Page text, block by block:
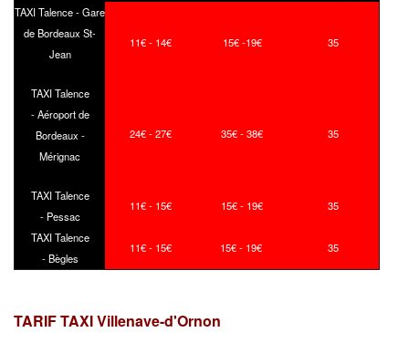
TAXI Talence - Gare
de Bordeaux St-
Jean
11€ - 14€ 15€ -19€ 35
TAXI Talence
- Aéroport de
Bordeaux -
Mérignac
24€ - 27€ 35€ - 38€ 35
TAXI Talence
- Pessac
11€ - 15€ 15€ - 19€ 35
TAXI Talence
- Bègles
11€ - 15€ 15€ - 19€ 35
TARIF TAXI Villenave-d'Ornon